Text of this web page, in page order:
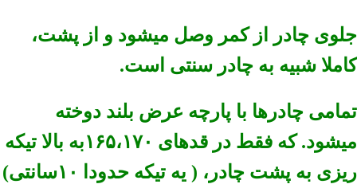
جلوی چادر از کمر وصل میشود و از پشت،
کاملا شبیه به چادر سنتی است.
تمامی چادرها با پارچه عرض بلند دوخته
میشود. که فقط در قدهای ۱۶۵،۱۷۰به بالا تیکه
ریزی به پشت چادر، ( یه تیکه حدودا ۱۰سانتی)